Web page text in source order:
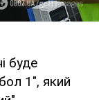
буде
1", який